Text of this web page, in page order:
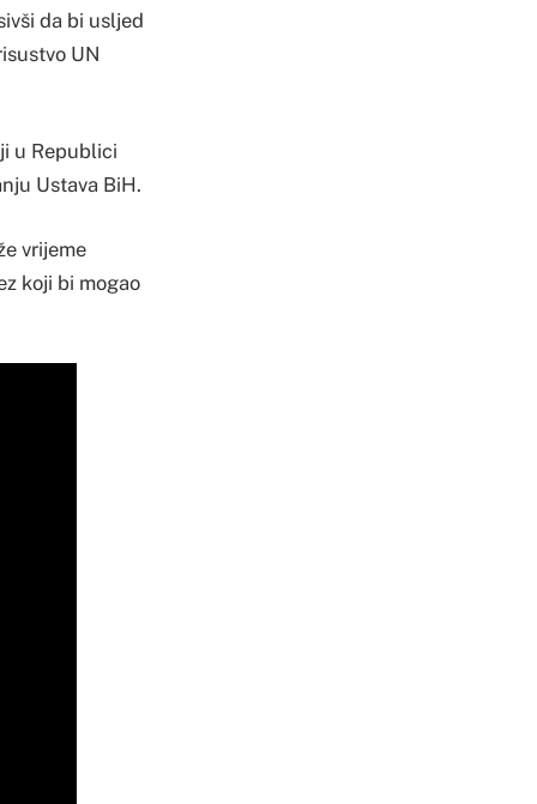
da bi usljed
UN
u Republici
Ustava BiH.
vrijeme
koji bi mogao